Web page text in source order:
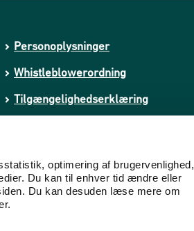
optimering af brugervenlighed,
Du kan til enhver tid ændre eller
Du kan desuden læse mere om
Personoplysninger
Whistleblowerordning
Tilgængelighedserklæring